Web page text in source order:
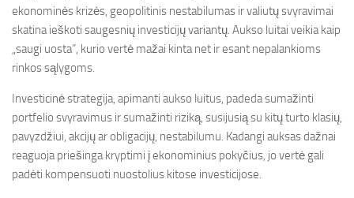
ekonominės krizės, geopolitinis nestabilumas ir valiutų svyravimai
skatina ieškoti saugesnių investicijų variantų. Aukso luitai veikia kaip
„saugi uosta”, kurio vertė mažai kinta net ir esant nepalankioms
rinkos sąlygoms.
Investicinė strategija, apimanti aukso luitus, padeda sumažinti
portfelio svyravimus ir sumažinti riziką, susijusią su kitų turto klasių,
pavyzdžiui, akcijų ar obligacijų, nestabilumu. Kadangi auksas dažnai
reaguoja priešinga kryptimi į ekonominius pokyčius, jo vertė gali
padėti kompensuoti nuostolius kitose investicijose.